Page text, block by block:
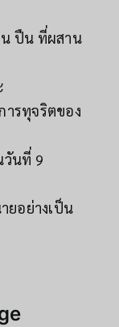
น ปืน ที่ผสาน
ารทุจริตของ
วันที่ 9
ยอย่างเป็น